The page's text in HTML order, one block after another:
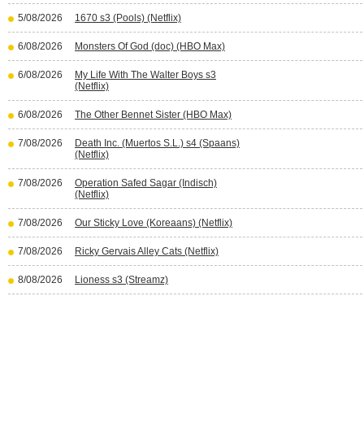
5/08/2026 1670 s3 (Pools) (Netflix)
6/08/2026 Monsters Of God (doc) (HBO Max)
6/08/2026
My Life With The Walter Boys s3
(Netflix)
6/08/2026 The Other Bennet Sister (HBO Max)
7/08/2026
Death Inc. (Muertos S.L.) s4 (Spaans)
(Netflix)
7/08/2026
Operation Safed Sagar (Indisch)
(Netflix)
7/08/2026 Our Sticky Love (Koreaans) (Netflix)
7/08/2026 Ricky Gervais Alley Cats (Netflix)
8/08/2026 Lioness s3 (Streamz)